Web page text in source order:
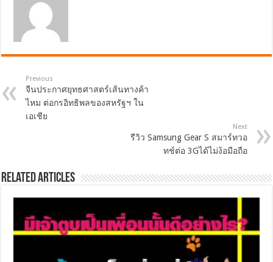
Previous
จีนประกาศยุทธศาสตร์เส้นทางค้า
ไหม ต่อกรอิทธิพลของสหรัฐฯ ใน
เอเชีย
Next
รีวิว Samsung Gear S สมาร์ทวอ
ทช์ต่อ 3Gได้ไม่ง้อมือถือ
Related Articles